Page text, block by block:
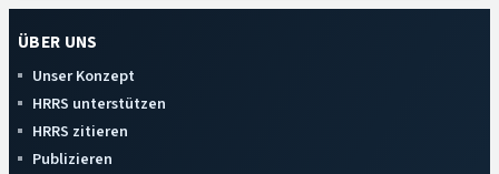
ÜBER UNS
Unser Konzept
HRRS unterstützen
HRRS zitieren
Publizieren